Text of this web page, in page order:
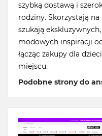
szybką dostawą i
rodziny. Skorzystają
szukają
modowych inspiracji
łącząc zakupy dla
miejscu.
Podobne strony do